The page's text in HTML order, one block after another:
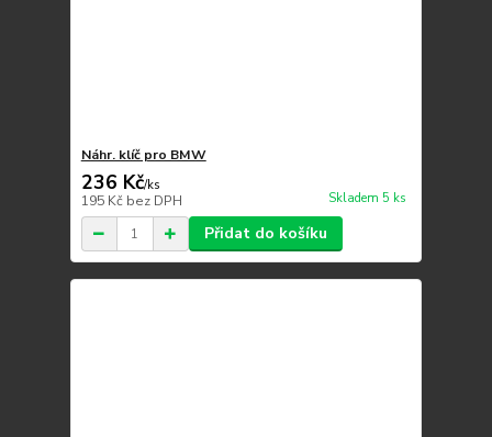
Náhr. klíč pro BMW
236 Kč/ks
195 Kč bez DPH Skladem 5 ks
Přidat do košíku